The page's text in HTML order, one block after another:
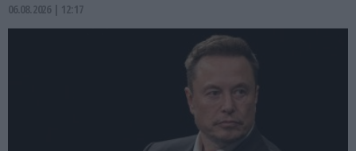
06.08.2026 | 12:17